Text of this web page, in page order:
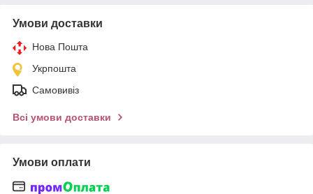
Умови доставки
Нова Пошта
Укрпошта
Самовивіз
Всі умови доставки
Умови оплати